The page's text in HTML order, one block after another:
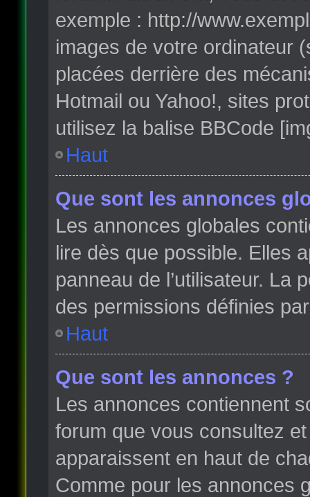
exemple : http://
images de votre ordinateur
placées derrière des
Hotmail ou Yahoo!, sites
utilisez la balise BBCode
Haut
Que sont les annonces
Les annonces globales
lire dès que possible. Elles
panneau de l’utilisateur. La
des permissions définies
Haut
Que sont les annonces ?
Les annonces contiennent
forum que vous consultez
apparaissent en haut de
Comme pour les annonces